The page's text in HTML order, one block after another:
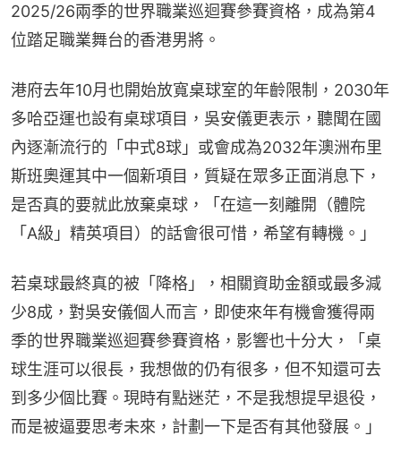
2025/26兩季的世界職業巡迴賽參賽資格，成為第4
位踏足職業舞台的香港男將。
港府去年10月也開始放寬桌球室的年齡限制，2030年
多哈亞運也設有桌球項目，吳安儀更表示，聽聞在國
內逐漸流行的「中式8球」或會成為2032年澳洲布里
斯班奧運其中一個新項目，質疑在眾多正面消息下，
是否真的要就此放棄桌球，「在這一刻離開（體院
「A級」精英項目）的話會很可惜，希望有轉機。」
若桌球最終真的被「降格」，相關資助金額或最多減
少8成，對吳安儀個人而言，即使來年有機會獲得兩
季的世界職業巡迴賽參賽資格，影響也十分大，「桌
球生涯可以很長，我想做的仍有很多，但不知還可去
到多少個比賽。現時有點迷茫，不是我想提早退役，
而是被逼要思考未來，計劃一下是否有其他發展。」